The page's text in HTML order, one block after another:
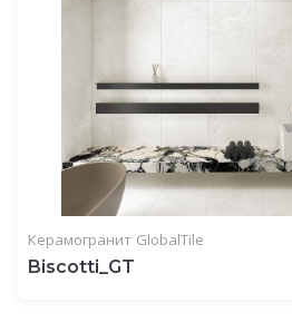
Керамогранит GlobalTile
Biscotti_GT